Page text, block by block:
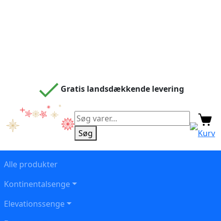
Gratis landsdækkende levering
Søg
efter:
Søg Kurv
Alle produkter
Kontinentalsenge
Elevationssenge